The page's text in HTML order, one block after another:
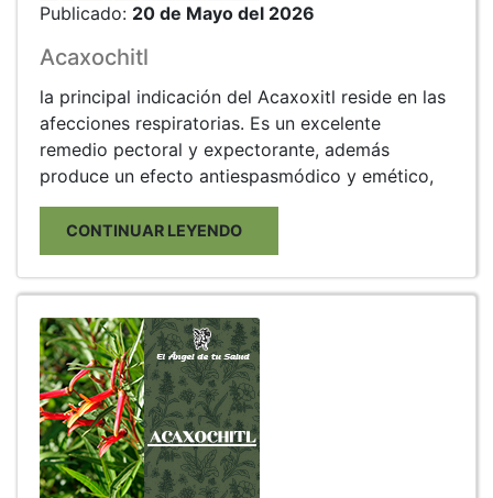
Publicado: 20 de Mayo del 2026
Acaxochitl
la principal indicación del Acaxoxitl reside en las
afecciones respiratorias. Es un excelente
remedio pectoral y expectorante, además
produce un efecto antiespasmódico y emético,
CONTINUAR LEYENDO